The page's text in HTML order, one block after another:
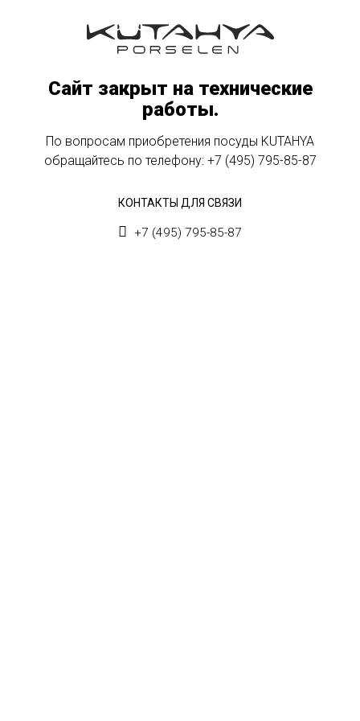
Сайт закрыт на технические
работы.
По вопросам приобретения посуды KUTAHYA
обращайтесь по телефону: +7 (495) 795-85-87
КОНТАКТЫ ДЛЯ СВЯЗИ
+7 (495) 795-85-87